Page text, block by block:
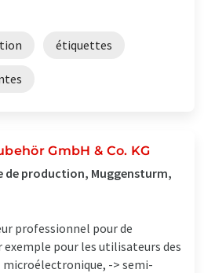
étiquettes
GmbH & Co. KG
de production, Muggensturm,
professionnel pour de
exemple pour les utilisateurs des
-> semi-